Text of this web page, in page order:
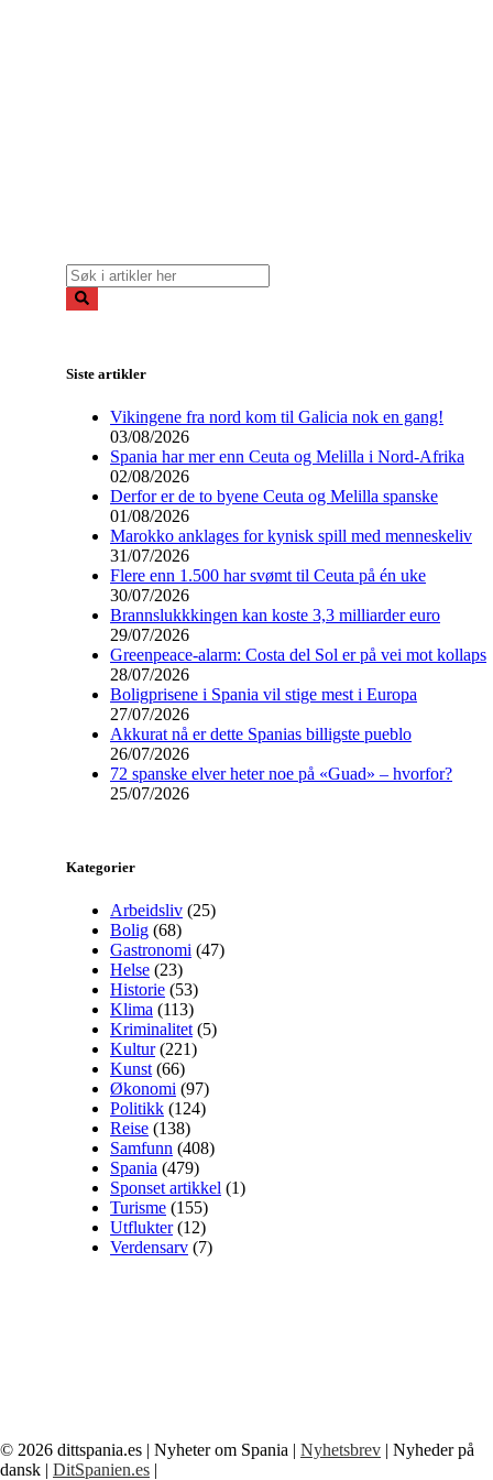
Siste artikler
Vikingene fra nord kom til Galicia nok en gang!
03/08/2026
Spania har mer enn Ceuta og Melilla i Nord-Afrika
02/08/2026
Derfor er de to byene Ceuta og Melilla spanske
01/08/2026
Marokko anklages for kynisk spill med menneskeliv
31/07/2026
Flere enn 1.500 har svømt til Ceuta på én uke
30/07/2026
Brannslukkkingen kan koste 3,3 milliarder euro
29/07/2026
Greenpeace-alarm: Costa del Sol er på vei mot kollaps
28/07/2026
Boligprisene i Spania vil stige mest i Europa
27/07/2026
Akkurat nå er dette Spanias billigste pueblo
26/07/2026
72 spanske elver heter noe på «Guad» – hvorfor?
25/07/2026
Kategorier
Arbeidsliv (25)
Bolig (68)
Gastronomi (47)
Helse (23)
Historie (53)
Klima (113)
Kriminalitet (5)
Kultur(221)
Kunst (66)
Økonomi (97)
Politikk (124)
Reise (138)
Samfunn (408)
Spania (479)
Sponset artikkel (1)
Turisme (155)
Utflukter(12)
Verdensarv (7)
© 2026 dittspania.es | Nyheter om Spania | Nyhetsbrev | Nyheder på
dansk | DitSpanien.es |